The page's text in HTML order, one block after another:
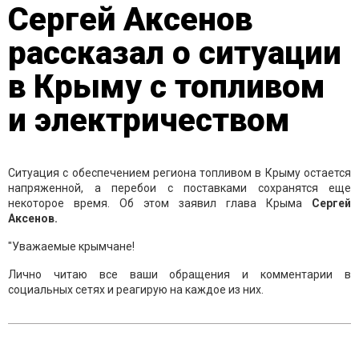
Сергей Аксенов
рассказал о ситуации
в Крыму с топливом
и электричеством
Ситуация с обеспечением региона топливом в Крыму остается
напряженной, а перебои с поставками сохранятся еще
некоторое время. Об этом заявил глава Крыма Сергей
Аксенов.
"Уважаемые крымчане!
Лично читаю все ваши обращения и комментарии в
социальных сетях и реагирую на каждое из них.